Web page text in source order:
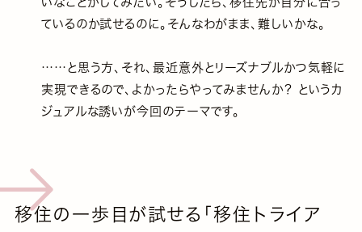
ているのか試せるのに。そんなわがまま、難しいかな。
……と思う方、それ、最近意外とリーズナブルかつ気軽に
実現できるので、よかったらやってみませんか？ というカ
ジュアルな誘いが今回のテーマです。
移住の一歩目が試せる「移住トライア